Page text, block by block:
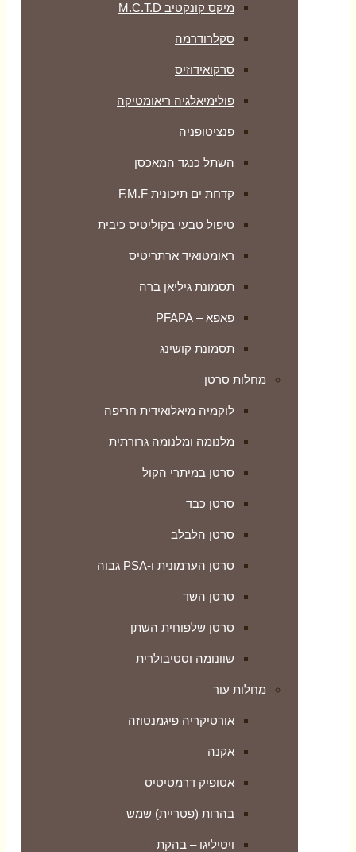
מיקס קונקטיב M.C.T.D
סקלרודרמה
סרקואידוזיס
פולימיאלגיה ריאומטיקה
‏פנציטופניה
השתל כנגד המאכסן
קדחת ים תיכונית F.M.F
טיפול טבעי בקוליטיס כיבית
ראומטואיד ארתריטיס
תסמונת גיליאן ברה
פאפא – PFAPA
תסמונת קושינג
מחלות סרטן
לוקמיה מיאלואידית חריפה
מלנומה ומלנומה גרורתית
סרטן במיתרי הקול
סרטן כבד
סרטן הלבלב
סרטן הערמונית ו-PSA גבוה
סרטן השד
סרטן שלפוחית השתן
שוונומה וסטיבולרית
מחלות עור
אורטיקריה פיגמנטוזה
אקנה
אטופיק דרמטיטיס
בהרות (פטריית) שמש
ויטיליגו – בהקת